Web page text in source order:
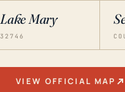
Lake Mary
32746
VIEW OFFICIAL MAP